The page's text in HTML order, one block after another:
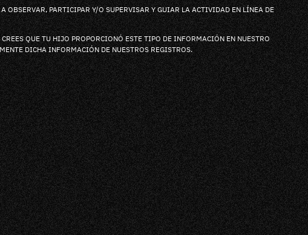
OBSERVAR, PARTICIPAR Y/O SUPERVISAR Y GUIAR LA ACTIVIDAD EN LÍNEA DE
QUE TU HIJO PROPORCIONÓ ESTE TIPO DE INFORMACIÓN EN NUESTRO
DICHA INFORMACIÓN DE NUESTROS REGISTROS.